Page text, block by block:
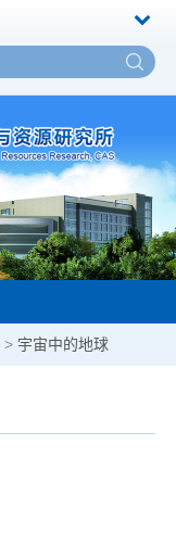
> 宇宙中的地球